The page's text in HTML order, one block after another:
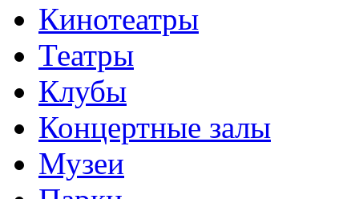
Кинотеатры
Театры
Клубы
Концертные залы
Музеи